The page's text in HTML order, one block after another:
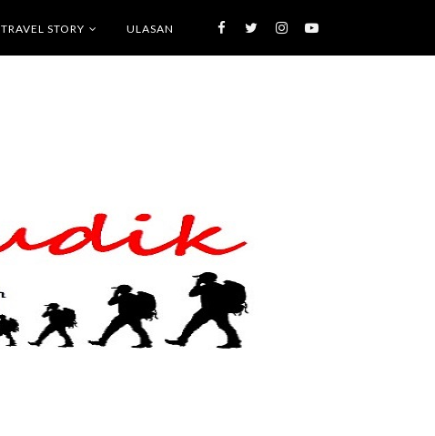
TRAVEL STORY ULASAN